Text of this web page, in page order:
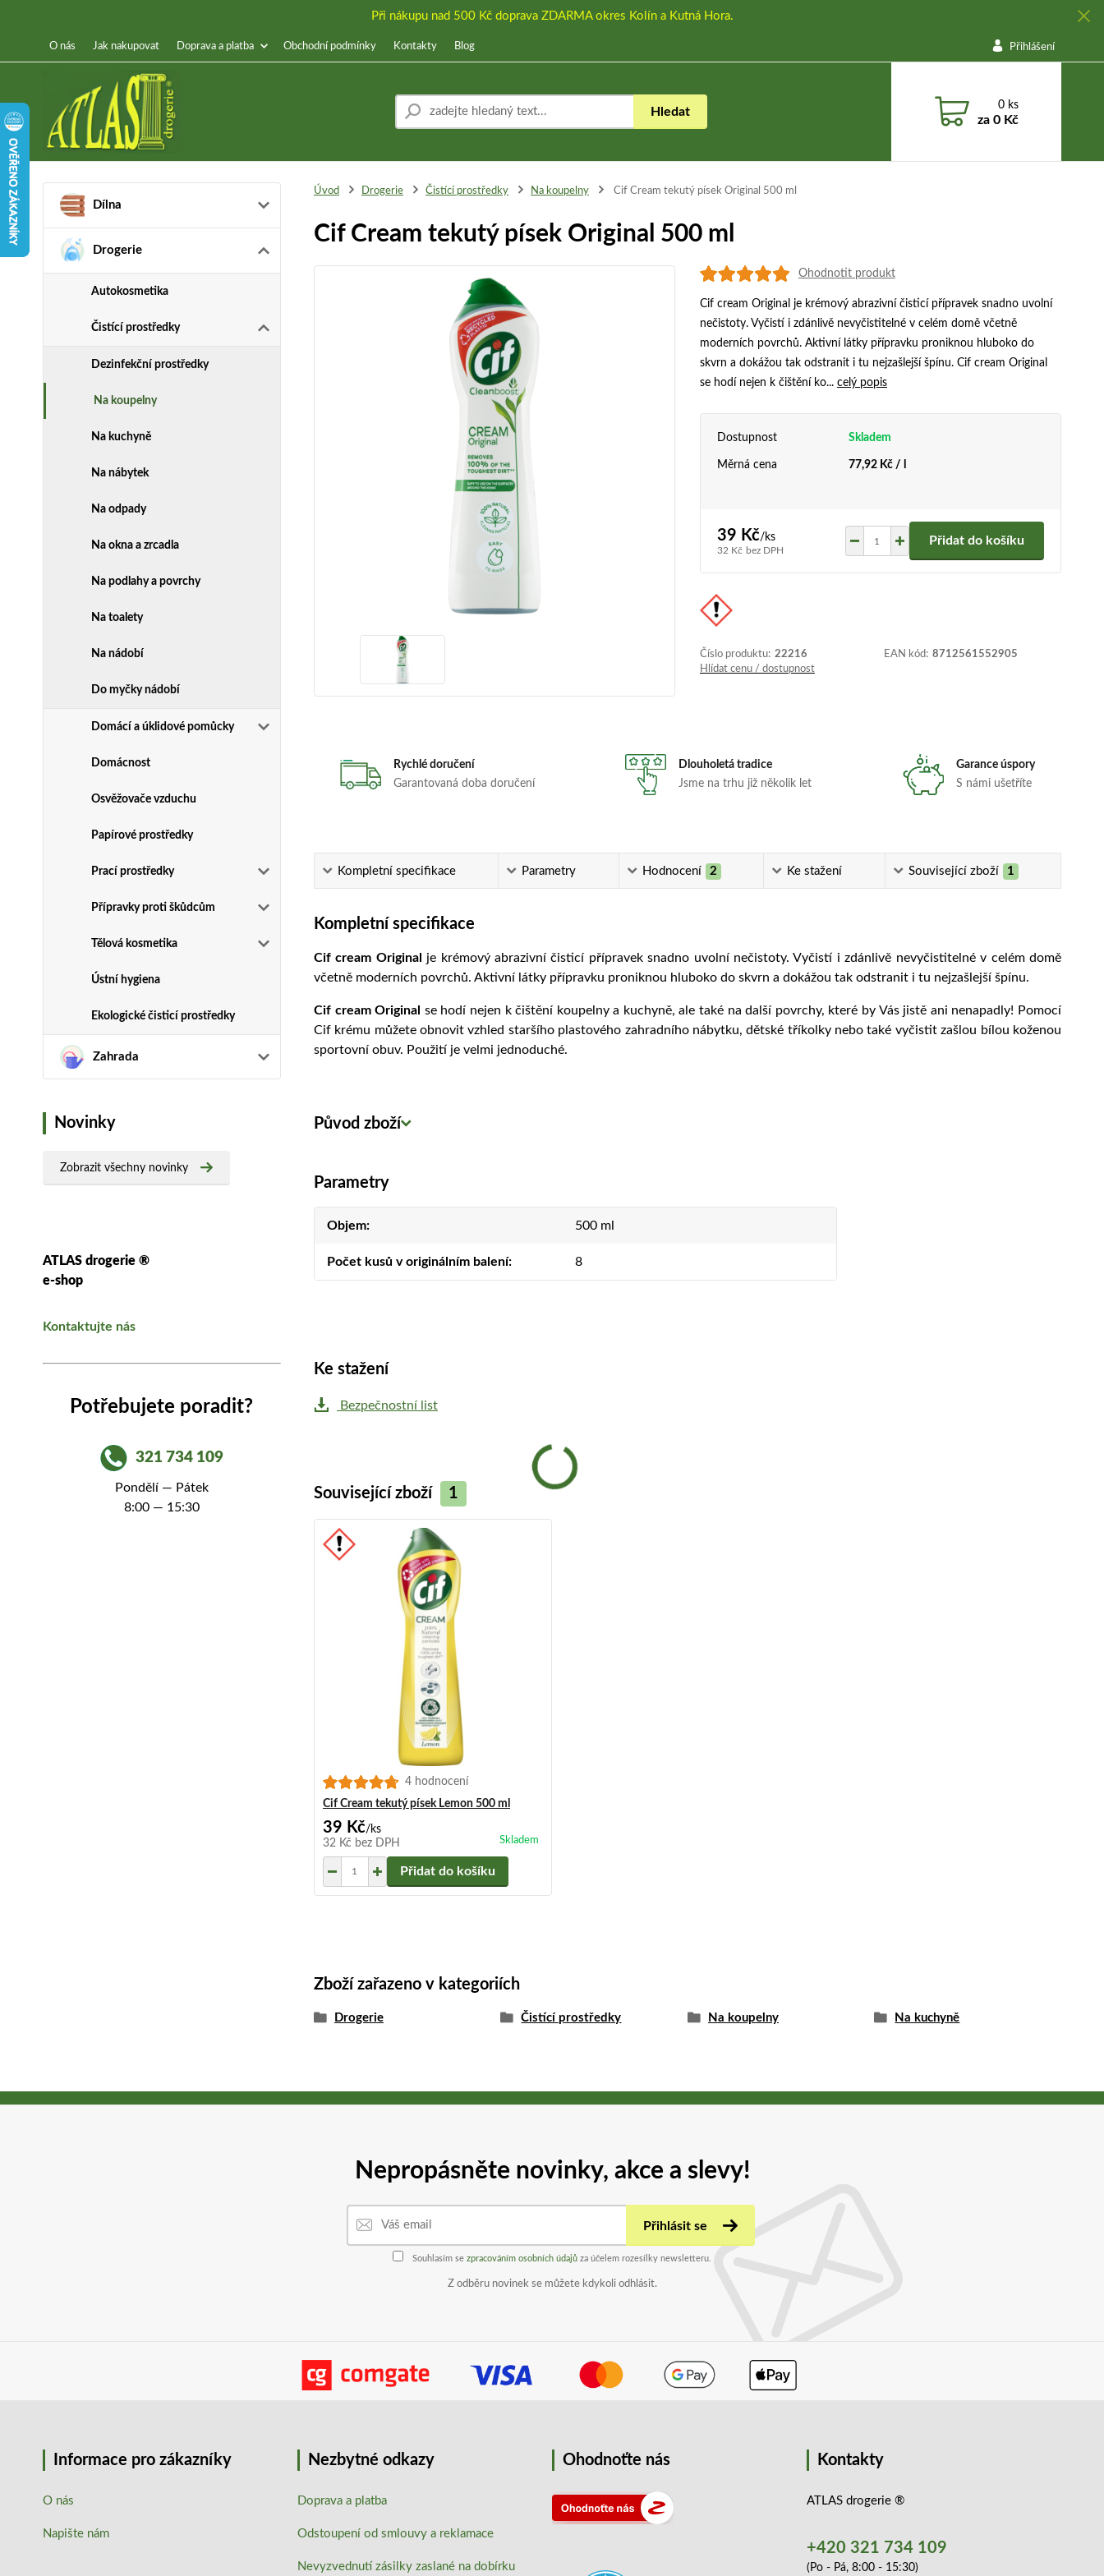
Při nákupu nad 500 Kč doprava ZDARMA okres Kolín a Kutná Hora.
O nás Jak nakupovat Doprava a platba Obchodní podmínky Kontakty Blog Přihlášení
Hledat 0 ks
za0 Kč
Dílna
Drogerie
Autokosmetika
Čistící prostředky
Dezinfekční prostředky
Na koupelny
Na kuchyně
Na nábytek
Na odpady
Na okna a zrcadla
Na podlahy a povrchy
Na toalety
Na nádobí
Do myčky nádobí
Domácí a úklidové pomůcky
Domácnost
Osvěžovače vzduchu
Papírové prostředky
Prací prostředky
Přípravky proti škůdcům
Tělová kosmetika
Ústní hygiena
Ekologické čisticí prostředky
Zahrada
Novinky
Zobrazit všechny novinky
ATLAS drogerie ®
e-shop
Kontaktujte nás
Potřebujete poradit?
321 734 109
Pondělí — Pátek
8:00 — 15:30
Úvod Drogerie Čistící prostředky Na koupelny Cif Cream tekutý písek Original 500 ml
Cif Cream tekutý písek Original 500 ml
Ohodnotit produkt
Cif cream Original je krémový abrazivní čisticí přípravek snadno uvolní
nečistoty. Vyčistí i zdánlivě nevyčistitelné v celém domě včetně
moderních povrchů. Aktivní látky přípravku proniknou hluboko do
skvrn a dokážou tak odstranit i tu nejzašlejší špínu. Cif cream Original
se hodí nejen k čištění ko... celý popis
Dostupnost Skladem
Měrná cena 77,92 Kč / l
39 Kč/ks
32 Kč bez DPH
Přidat do košíku
Číslo produktu: 22216 EAN kód: 8712561552905
Hlídat cenu / dostupnost
Rychlé doručení
Garantovaná doba doručení
Dlouholetá tradice
Jsme na trhu již několik let
Garance úspory
S námi ušetříte
Kompletní specifikace Parametry Hodnocení 2 Ke stažení Související zboží 1
Kompletní specifikace
Cif cream Original je krémový abrazivní čisticí přípravek snadno uvolní nečistoty. Vyčistí i zdánlivě nevyčistitelné v celém domě
včetně moderních povrchů. Aktivní látky přípravku proniknou hluboko do skvrn a dokážou tak odstranit i tu nejzašlejší špínu.
Cif cream Original se hodí nejen k čištění koupelny a kuchyně, ale také na další povrchy, které by Vás jistě ani nenapadly! Pomocí
Cif krému můžete obnovit vzhled staršího plastového zahradního nábytku, dětské tříkolky nebo také vyčistit zašlou bílou koženou
sportovní obuv. Použití je velmi jednoduché.
Původ zboží
Parametry
Objem 500 ml
Počet kusů v originálním balení 8
Ke stažení
Bezpečnostní list
Související zboží 1
4 hodnocení
Cif Cream tekutý písek Lemon 500 ml
39 Kč/ ks
32 Kč bez DPH Skladem
Přidat do košíku
Zboží zařazeno v kategoriích
Drogerie Čistící prostředky Na koupelny Na kuchyně
Nepropásněte novinky, akce a slevy!
Přihlásit se
Souhlasím se zpracováním osobních údajů za účelem rozesílky newsletteru.
Z odběru novinek se můžete kdykoli odhlásit.
Informace pro zákazníky
O nás
Napište nám
Nezbytné odkazy
Doprava a platba
Odstoupení od smlouvy a reklamace
Nevyzvednutí zásilky zaslané na dobírku
Ohodnoťte nás Kontakty
ATLAS drogerie ®
+420 321 734 109
(Po - Pá, 8:00 - 15:30)